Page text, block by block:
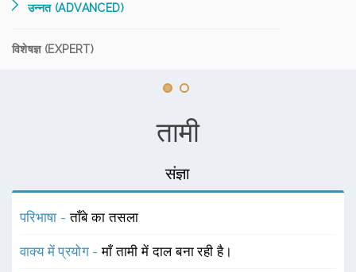
उन्नत (ADVANCED)
विशेषज्ञ (EXPERT)
तामी
संज्ञा
परिभाषा -ताँबे का तसला
वाक्य में प्रयोग -माँ तामी में दाल बना रही है।